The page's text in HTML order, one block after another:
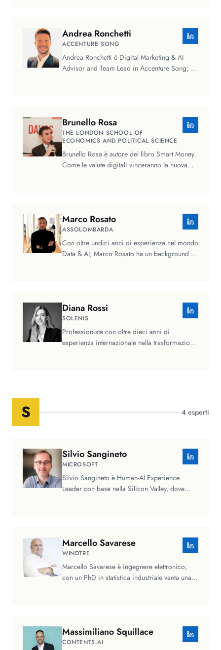
Andrea Ronchetti
ACCENTURE SONG
Andrea Ronchetti è Digital Marketing & AI
Advisor and Team Lead in Accenture Song; è
Brunello Rosa
THE LONDON SCHOOL OF
ECONOMICS AND POLITICAL SCIENCE
Brunello Rosa è autore del libro Smart Money.
Come le valute digitali vinceranno la nuova
Marco Rosato
ASSOLOMBARDA
Con oltre undici anni di esperienza nel mondo
Data & AI, Marco Rosato ha un background in
Diana Rossi
SOLENIS
Professionista con oltre dieci anni di
esperienza internazionale nella trasformazione
S 4 esperti
SilvioSangineto
MICROSOFT
Silvio Sangineto è Human-AI Experience
Leader con base nella Silicon Valley, dove
MarcelloSavarese
WINDTRE
Marcello Savarese è ingegnere elettronico;
con un PhD in statistica industriale vanta una
MassimilianoSquillace
CONTENTS.AI